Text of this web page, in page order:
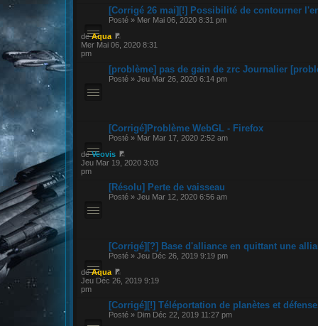
[Corrigé 26 mai][!] Possibilité de contourner
Posté » Mer Mai 06, 2020 8:31 pm
deAqua
Mer Mai 06, 2020 8:31
pm
[problème] pas de gain de zrc Journalier
Posté » Jeu Mar 26, 2020 6:14 pm
[Corrigé]Problème WebGL - Firefox
Posté » Mar Mar 17, 2020 2:52 am
deVeovis
Jeu Mar 19, 2020 3:03
pm
[Résolu] Perte de vaisseau
Posté » Jeu Mar 12, 2020 6:56 am
[Corrigé][?] Base d'alliance en quittant une
Posté » Jeu Déc 26, 2019 9:19 pm
deAqua
Jeu Déc 26, 2019 9:19
pm
[Corrigé][!] Téléportation de planètes et
Posté » Dim Déc 22, 2019 11:27 pm